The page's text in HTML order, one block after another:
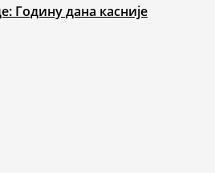
Годину дана касније